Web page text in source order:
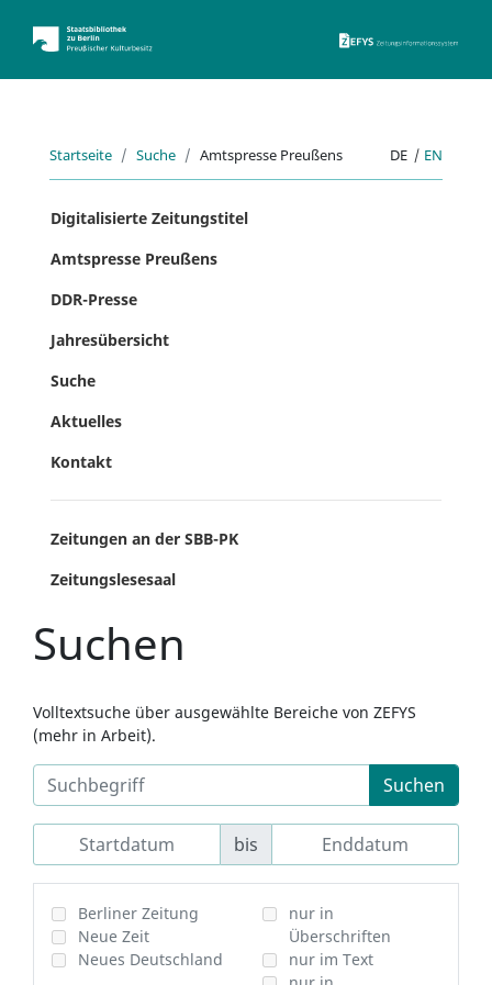
Startseite Suche Amtspresse Preußens DE | EN
Digitalisierte Zeitungstitel
Amtspresse Preußens
DDR-Presse
Jahresübersicht
Suche
Aktuelles
Kontakt
Zeitungen an der SBB-PK
Zeitungslesesaal
Suchen
Volltextsuche über ausgewählte Bereiche von ZEFYS
(mehr in Arbeit).
Suchen
bis
Berliner Zeitung
Neue Zeit
Neues Deutschland
nur in
Überschriften
nur im Text